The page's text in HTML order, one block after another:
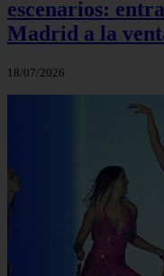
escenarios:
Madrid a la
18/07/2026